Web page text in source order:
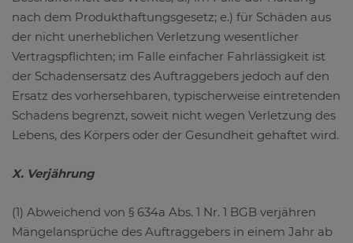
nach dem Produkthaftungsgesetz; e.) für Schäden aus
der nicht unerheblichen Verletzung wesentlicher
Vertragspflichten; im Falle einfacher Fahrlässigkeit ist
der Schadensersatz des Auftraggebers jedoch auf den
Ersatz des vorhersehbaren, typischerweise eintretenden
Schadens begrenzt, soweit nicht wegen Verletzung des
Lebens, des Körpers oder der Gesundheit gehaftet wird.
X. Verjährung
(1) Abweichend von § 634a Abs. 1 Nr. 1 BGB verjähren
Mängelansprüche des Auftraggebers in einem Jahr ab